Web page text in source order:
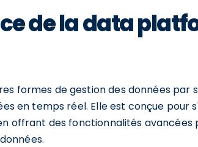
de la data
formes de gestion des données par
en temps réel. Elle est conçue pour
offrant des fonctionnalités avancées